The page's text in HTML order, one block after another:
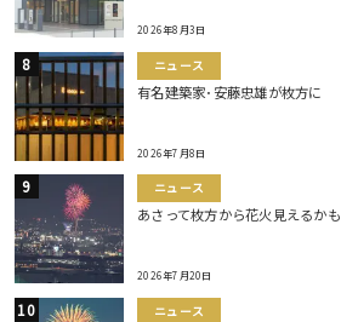
2026年8月3日
ニュース
有名建築家･安藤忠雄が枚方に
2026年7月8日
ニュース
あさって枚方から花火見えるかも
2026年7月20日
ニュース